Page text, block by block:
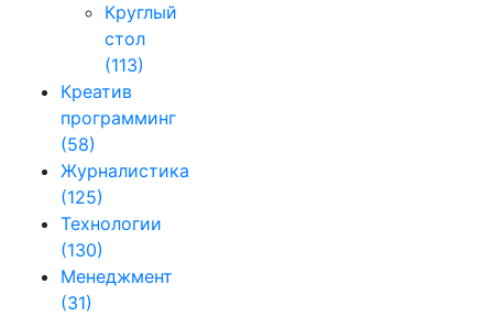
Круглый
стол
(113)
Креатив
программинг
(58)
Журналистика
(125)
Технологии
(130)
Менеджмент
(31)